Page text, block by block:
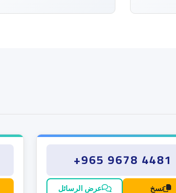
+965 9678 4481
نسخ عرض الرسائل